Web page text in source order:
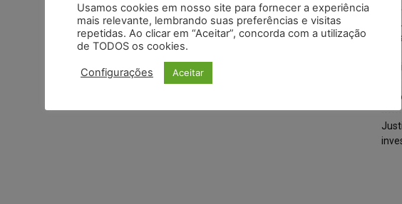
no
Usamos cookies em nosso site para fornecer a experiência
mais relevante, lembrando suas preferências e visitas
repetidas. Ao clicar em “Aceitar”, concorda com a utilização
de TODOS os cookies.
Configurações Aceitar